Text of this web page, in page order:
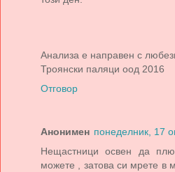
Анализа е направен с
Троянски паляци оод 2016
Отговор
Анонимен понеделник, 17
Нещастници освен да
можете , затова си мрете в